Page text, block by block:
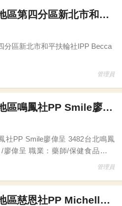
大家為了媒合物資而奔走，心中種
主委與委員的大力推廣，這份對
的認同感便在心中默默萌芽。
四分區新北市和平扶輪社IPP Becca
分區新北市和平扶輪社IPP Becca
管理員
鳴鳳社PP Smile廖偉呈
Smile廖偉呈 3482台北鳴鳳
師/保健食品研發
網委員會 委員 …………………………
管理員
恩社PP Michelle Laura許麗秋